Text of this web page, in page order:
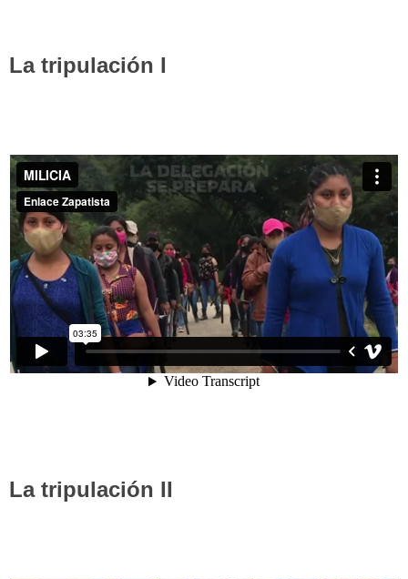
La tripulación I
La tripulación II